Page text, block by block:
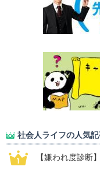
社会人ライフの人気
【嫌われ度診断